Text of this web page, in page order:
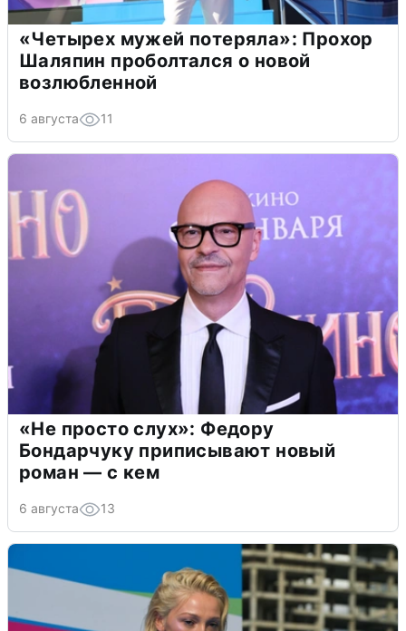
«Четырех мужей потеряла»: Прохор
Шаляпин проболтался о новой
возлюбленной
6 августа 11
«Не просто слух»: Федору
Бондарчуку приписывают новый
роман — с кем
6 августа 13